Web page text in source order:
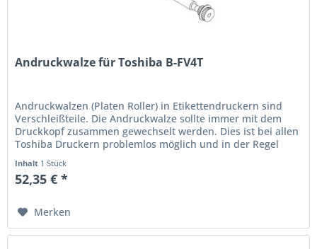
Andruckwalze für Toshiba B-FV4T
Andruckwalzen (Platen Roller) in Etikettendruckern sind
Verschleißteile. Die Andruckwalze sollte immer mit dem
Druckkopf zusammen gewechselt werden. Dies ist bei allen
Toshiba Druckern problemlos möglich und in der Regel
Inhalt 1 Stück
52,35 € *
Merken